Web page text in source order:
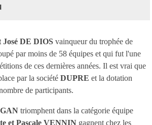
DE DIOS vainqueur du trophée de
par moins de 58 équipes et qui fut l'une
de ces dernières années. Il est vrai que
par la société DUPRE et la dotation
de participants.
triomphent dans la catégorie équipe
et Pascale VENNIN gagnent chez les